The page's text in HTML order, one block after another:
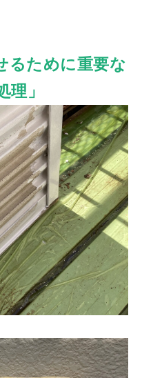
るために重要な
理」